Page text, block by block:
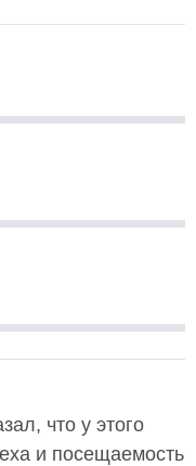
что у этого
и посещаемость